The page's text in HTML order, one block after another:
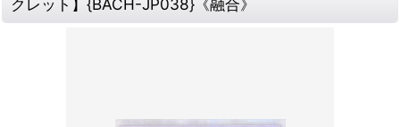
クレット】{BACH-JP038}《融合》